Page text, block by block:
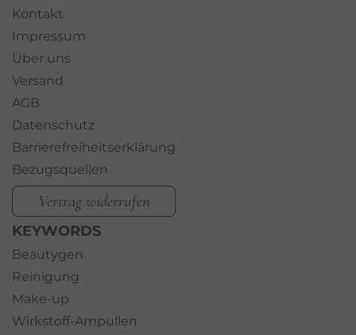
Kontakt
Impressum
Über uns
Versand
AGB
Datenschutz
Barrierefreiheitserklärung
Bezugsquellen
Vertrag widerrufen
KEYWORDS
Beautygen
Reinigung
Make-up
Wirkstoff-Ampullen